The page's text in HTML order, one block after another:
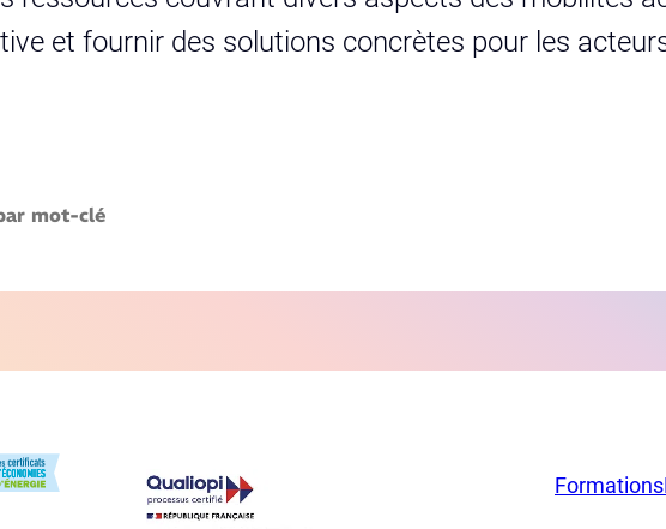
et fournir des solutions concrètes pour les
Formations